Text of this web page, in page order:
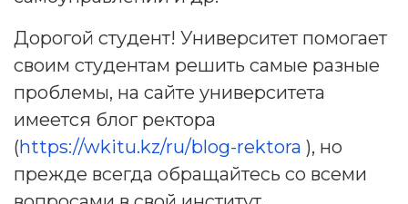
Дорогой студент! Университет помогает
своим студентам решить самые разные
проблемы, на сайте университета
имеется блог ректора
(https://wkitu.kz/ru/blog-rektora ), но
прежде всегда обращайтесь со всеми